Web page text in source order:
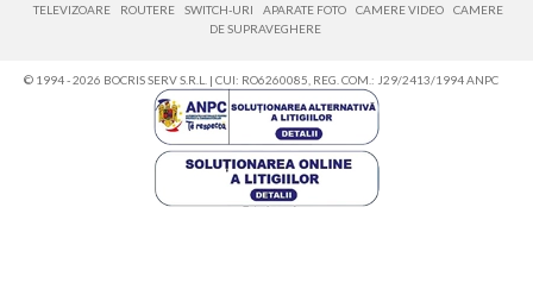
TELEVIZOARE
ROUTERE SWITCH-URI APARATE FOTO CAMERE VIDEO
CAMERE
DE SUPRAVEGHERE
© 1994 - 2026 BOCRIS SERV S.R.L. | CUI: RO6260085, REG. COM.: J29/2413/1994ANPC